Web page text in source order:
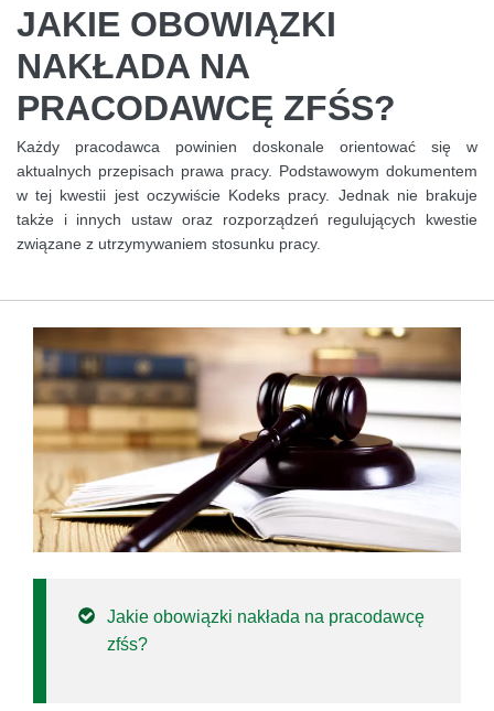
JAKIE OBOWIĄZKI
NAKŁADA NA
PRACODAWCĘ ZFŚS?
Każdy pracodawca powinien doskonale orientować się w
aktualnych przepisach prawa pracy. Podstawowym dokumentem
w tej kwestii jest oczywiście Kodeks pracy. Jednak nie brakuje
także i innych ustaw oraz rozporządzeń regulujących kwestie
związane z utrzymywaniem stosunku pracy.
Jakie obowiązki nakłada na pracodawcę
zfśs?